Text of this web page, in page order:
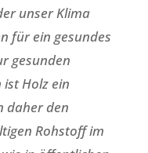
unser Klima
für ein gesundes
gesunden
Holz ein
daher den
Rohstoff im